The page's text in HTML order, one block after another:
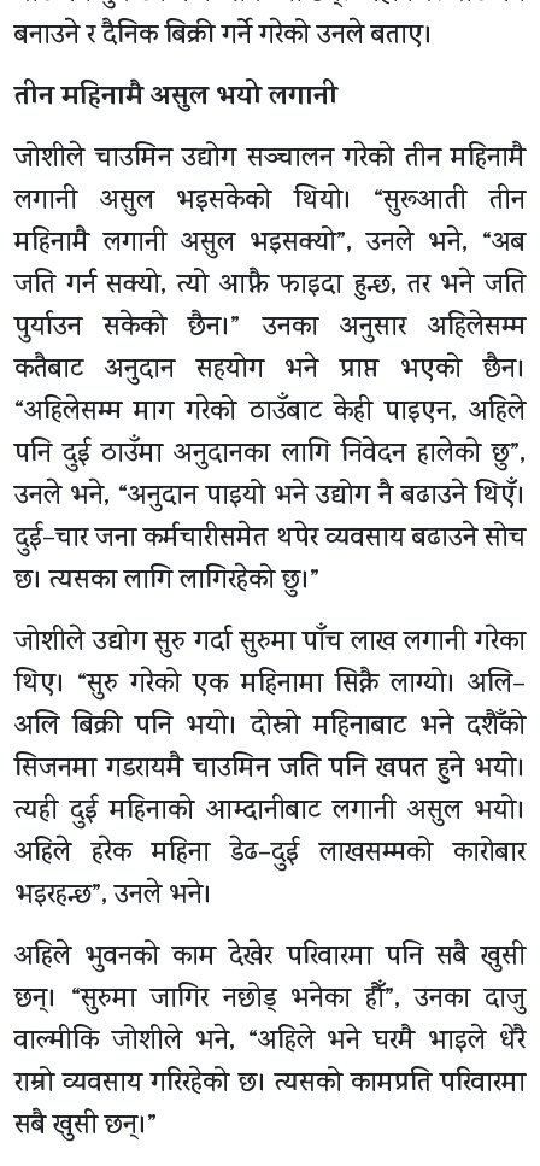
बनाउने र दैनिक बिक्री गर्ने गरेको उनले बताए।
तीन महिनामै असुल भयो लगानी
जोशीले चाउमिन उद्योग सञ्चालन गरेको तीन महिनामै
लगानी असुल भइसकेको थियो। “सुरूआती तीन
महिनामै लगानी असुल भइसक्यो”, उनले भने, “अब
जति गर्न सक्यो, त्यो आफ्नै फाइदा हुन्छ, तर भने जति
पुर्याउन सकेको छैन।” उनका अनुसार अहिलेसम्म
कतैबाट अनुदान सहयोग भने प्राप्त भएको छैन।
“अहिलेसम्म माग गरेको ठाउँबाट केही पाइएन, अहिले
पनि दुई ठाउँमा अनुदानका लागि निवेदन हालेको छु”,
उनले भने, “अनुदान पाइयो भने उद्योग नै बढाउने थिएँ।
दुई–चार जना कर्मचारीसमेत थपेर व्यवसाय बढाउने सोच
छ। त्यसका लागि लागिरहेको छु।”
जोशीले उद्योग सुरु गर्दा सुरुमा पाँच लाख लगानी गरेका
थिए। “सुरु गरेको एक महिनामा सिक्नै लाग्यो। अलि–
अलि बिक्री पनि भयो। दोस्रो महिनाबाट भने दशैँको
सिजनमा गडरायमै चाउमिन जति पनि खपत हुने भयो।
त्यही दुई महिनाको आम्दानीबाट लगानी असुल भयो।
अहिले हरेक महिना डेढ–दुई लाखसम्मको कारोबार
भइरहन्छ”, उनले भने।
अहिले भुवनको काम देखेर परिवारमा पनि सबै खुसी
छन्। “सुरुमा जागिर नछोड् भनेका हौँ”, उनका दाजु
वाल्मीकि जोशीले भने, “अहिले भने घरमै भाइले धेरै
राम्रो व्यवसाय गरिरहेको छ। त्यसको कामप्रति परिवारमा
सबै खुसी छन्।”